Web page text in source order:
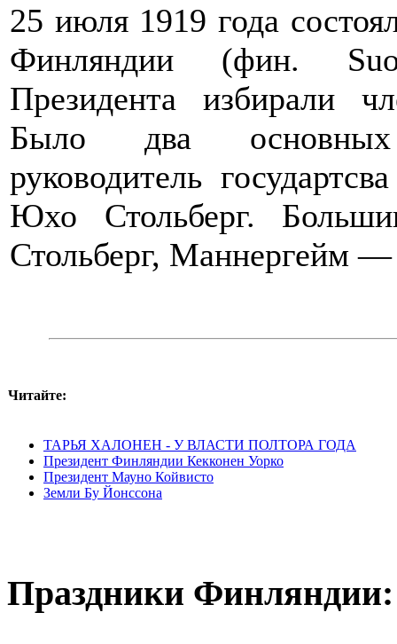
25 июля 1919 года
Финляндии (фин.
Президента избирали
Было два основных
руководитель
Юхо Стольберг.
Стольберг, Маннергейм —
Читайте:
ТАРЬЯ ХАЛОНЕН - У ВЛАСТИ ПОЛТОРА ГОДА
Президент Финляндии Кекконен Уорко
Президент Мауно Койвисто
Земли Бу Йонссона
Праздники Финляндии: